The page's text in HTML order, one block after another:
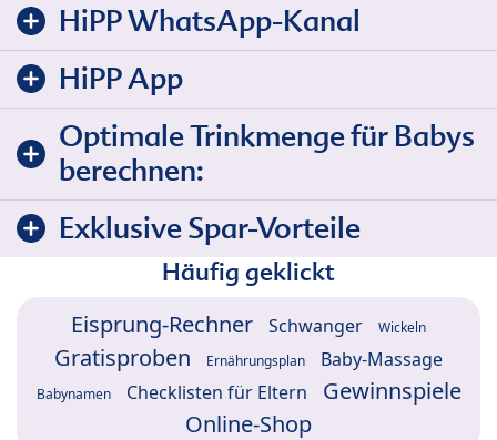
HiPP WhatsApp-Kanal
HiPP App
Optimale Trinkmenge für Babys
berechnen:
Exklusive Spar-Vorteile
Häufig geklickt
Eisprung-Rechner Schwanger Wickeln
Gratisproben Ernährungsplan Baby-Massage
Babynamen Checklisten für Eltern
Gewinnspiele
Online-Shop